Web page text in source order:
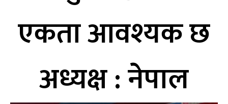
एकता आवश्यक छ
अध्यक्ष : नेपाल